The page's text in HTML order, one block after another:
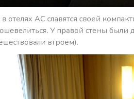
отелях АС славятся своей
У правой стены были
втроем).